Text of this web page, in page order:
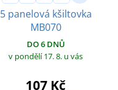
5 panelová kšiltovka
MB070
DO 6 DNŮ
v pondělí 17. 8. u vás
107 Kč